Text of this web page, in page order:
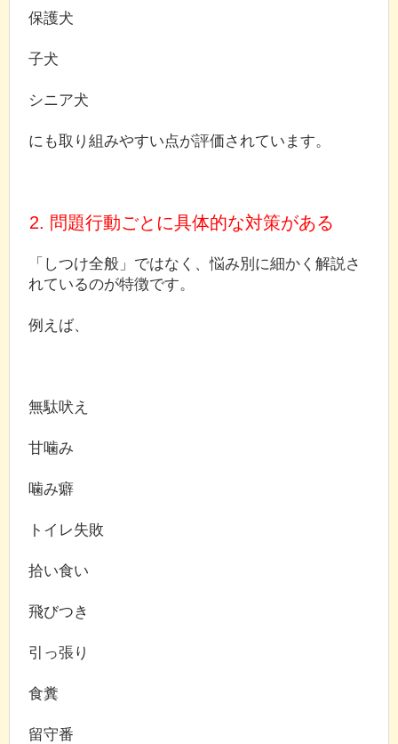
保護犬
子犬
シニア犬
にも取り組みやすい点が評価されています。
2. 問題行動ごとに具体的な対策がある
「しつけ全般」ではなく、悩み別に細かく解説さ
れているのが特徴です。
例えば、
無駄吠え
甘噛み
噛み癖
トイレ失敗
拾い食い
飛びつき
引っ張り
食糞
留守番